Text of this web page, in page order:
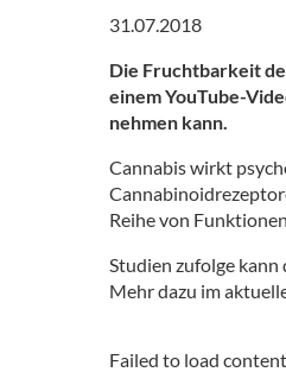
31.07.2018
Die Fruchtbarkeit
einem YouTube-
nehmen kann.
Cannabis wirkt
Reihe von
Studien zufolge
Mehr dazu im
Failed to load